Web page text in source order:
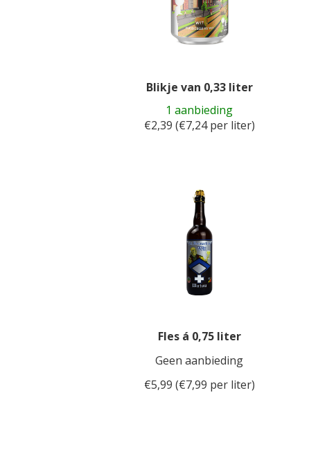
Blikje van 0,33 liter
1 aanbieding
€2,39 (€7,24 per liter)
Fles á 0,75 liter
Geen aanbieding
€5,99 (€7,99 per liter)